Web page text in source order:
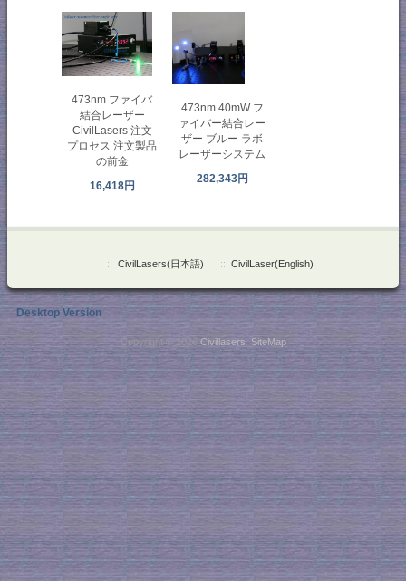
473nm ファイバ
結合レーザー
CivilLasers 注文
プロセス 注文製品
の前金
16,418円
473nm 40mW フ
ァイバー結合レー
ザー ブルー ラボ
レーザーシステム
282,343円
:: CivilLasers(日本語) :: CivilLaser(English)
Desktop Version
Copyright © 2026 Civillasers. SiteMap